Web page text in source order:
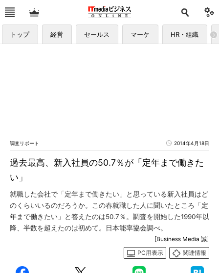
トップ 経営 セールス マーケ HR・組織
調査リポート 2014年4月18日
過去最高、新入社員の50.7％が「定年まで働きた
い」
就職した会社で「定年まで働きたい」と思っている新入社員はど
のくらいいるのだろうか。この春就職した人に聞いたところ「定
年まで働きたい」と答えたのは50.7％。調査を開始した1990年以
降、半数を超えたのは初めて。日本能率協会調べ。
[Business Media 誠]
PC用表示
関連情報